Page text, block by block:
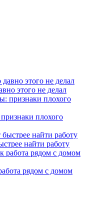
этого не делал
плохого
найти работу
рядом с домом